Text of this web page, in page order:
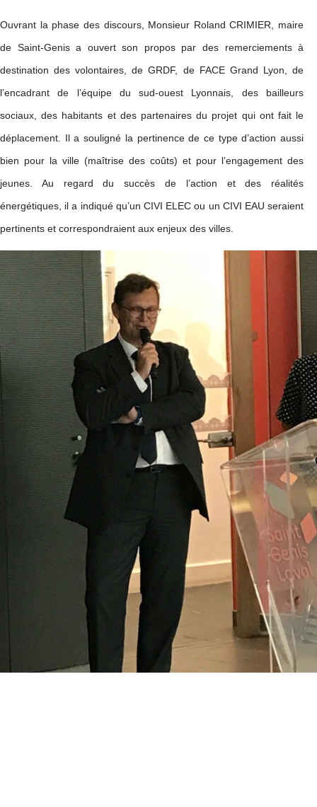
Ouvrant la phase des discours, Monsieur Roland CRIMIER, maire
de Saint-Genis a ouvert son propos par des remerciements à
destination des volontaires, de GRDF, de FACE Grand Lyon, de
l’encadrant de l’équipe du sud-ouest Lyonnais, des bailleurs
sociaux, des habitants et des partenaires du projet qui ont fait le
déplacement. Il a souligné la pertinence de ce type d’action aussi
bien pour la ville (maîtrise des coûts) et pour l’engagement des
jeunes. Au regard du succès de l’action et des réalités
énergétiques, il a indiqué qu’un CIVI ELEC ou un CIVI EAU seraient
pertinents et correspondraient aux enjeux des villes.